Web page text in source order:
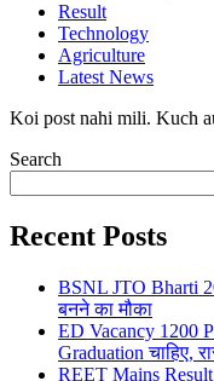
Result
Technology
Agriculture
Latest News
Koi post nahi mili. Kuch
Search
Recent Posts
BSNL JTO Bharti
बनने का मौका
ED Vacancy 1200
Graduation चाहिए,
REET Mains Result